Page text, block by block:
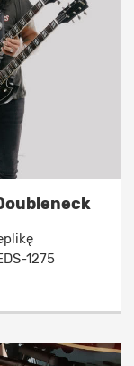
1275